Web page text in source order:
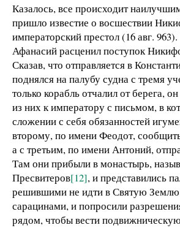
Казалось, все происходит
пришло известие о восшествии
императорский престол (16 авг.
Афанасий расценил поступок
Сказав, что отправляется в
поднялся на палубу судна с тремя
только корабль отчалил от берега,
из них к императору с письмом, в
сложении с себя обязанностей
второму, по имени Феодот,
а с третьим, по имени Антоний,
Там они прибыли в монастырь,
Пресвитеров[12], и представились
решившими не идти в Святую
сарацинами, и попросили
рядом, чтобы вести